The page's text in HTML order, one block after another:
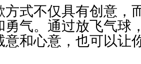
方式不仅具有创意，
勇气。通过放飞气球
意和心意，也可以让